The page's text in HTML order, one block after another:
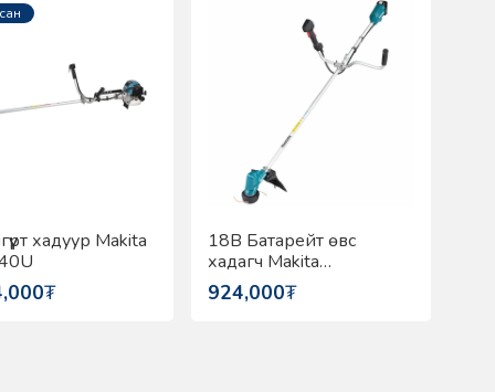
хадуур Makita
₮
18В Батарейт өвс
хадагч Makita
DUR190LZX6
924,000₮